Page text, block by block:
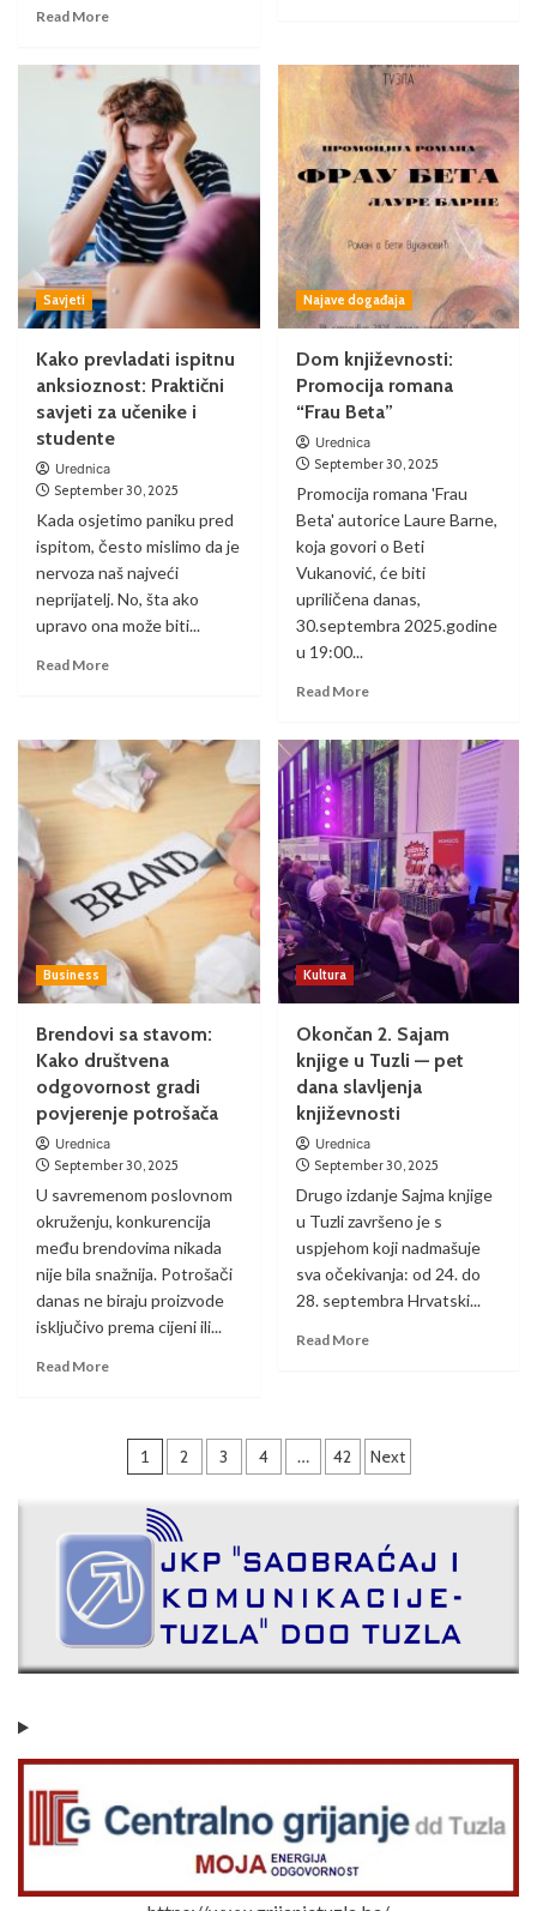
Read More
Savjeti
Kako prevladati ispitnu
anksioznost: Praktični
savjeti za učenike i
studente
Urednica
September 30, 2025
Kada osjetimo paniku pred
ispitom, često mislimo da je
nervoza naš najveći
neprijatelj. No, šta ako
upravo ona može biti...
Read More
Najave događaja
Dom književnosti:
Promocija romana
“Frau Beta”
Urednica
September 30, 2025
Promocija romana 'Frau
Beta' autorice Laure Barne,
koja govori o Beti
Vukanović, će biti
upriličena danas,
30.septembra 2025.godine
u 19:00...
Read More
Business
Brendovi sa stavom:
Kako društvena
odgovornost gradi
povjerenje potrošača
Urednica
September 30, 2025
U savremenom poslovnom
okruženju, konkurencija
među brendovima nikada
nije bila snažnija. Potrošači
danas ne biraju proizvode
isključivo prema cijeni ili...
Read More
Kultura
Okončan 2. Sajam
knjige u Tuzli — pet
dana slavljenja
književnosti
Urednica
September 30, 2025
Drugo izdanje Sajma knjige
u Tuzli završeno je s
uspjehom koji nadmašuje
sva očekivanja: od 24. do
28. septembra Hrvatski...
Read More
1 2 3 4 … 42 Next